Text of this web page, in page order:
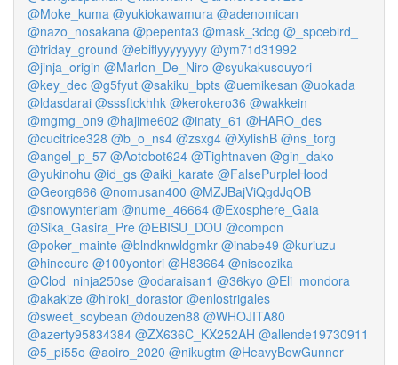
@Moke_kuma @yukiokawamura @adenomican
@nazo_nosakana @pepenta3 @mask_3dcg @_spcebird_
@friday_ground @ebiflyyyyyyyy @ym71d31992
@jinja_origin @Marlon_De_Niro @syukakusouyori
@key_dec @g5fyut @sakiku_bpts @uemikesan @uokada
@ldasdarai @sssftckhhk @kerokero36 @wakkein
@mgmg_on9 @hajime602 @inaty_61 @HARO_des
@cucitrice328 @b_o_ns4 @zsxg4 @XylishB @ns_torg
@angel_p_57 @Aotobot624 @Tightnaven @gin_dako
@yukinohu @id_gs @aiki_karate @FalsePurpleHood
@Georg666 @nomusan400 @MZJBajViQgdJqOB
@snowynteriam @nume_46664 @Exosphere_Gaia
@Sika_Gasira_Pre @EBISU_DOU @compon
@poker_mainte @blndknwldgmkr @inabe49 @kuriuzu
@hinecure @100yontori @H83664 @niseozika
@Clod_ninja250se @odaraisan1 @36kyo @Eli_mondora
@akakize @hiroki_dorastor @enlostrigales
@sweet_soybean @douzen88 @WHOJITA80
@azerty95834384 @ZX636C_KX252AH @allende19730911
@5_pi55o @aoiro_2020 @nikugtm @HeavyBowGunner